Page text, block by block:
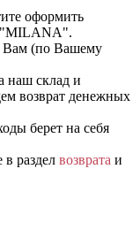
оформить
"MILANA".
Вам (по Вашему
наш склад и
возврат денежных
берет на себя
в раздел возврата и